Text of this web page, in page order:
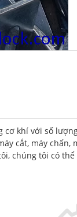
cơ khí với số
cắt, máy chấn,
chúng tôi có